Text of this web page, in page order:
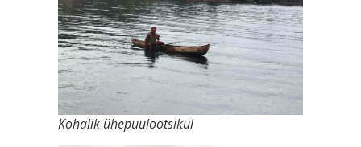
Kohalik ühepuulootsikul